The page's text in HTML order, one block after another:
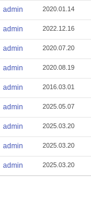
admin 2020.01.14
admin 2022.12.16
admin 2020.07.20
admin 2020.08.19
admin 2016.03.01
admin 2025.05.07
admin 2025.03.20
admin 2025.03.20
admin 2025.03.20